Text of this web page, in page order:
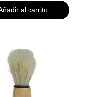
al carrito